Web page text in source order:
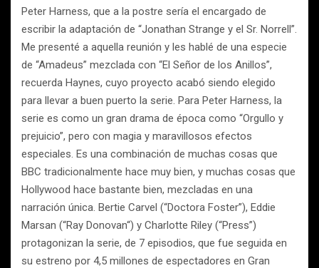
Peter Harness, que a la postre sería el encargado de
escribir la adaptación de “Jonathan Strange y el Sr. Norrell”.
Me presenté a aquella reunión y les hablé de una especie
de “Amadeus” mezclada con “El Señor de los Anillos”,
recuerda Haynes, cuyo proyecto acabó siendo elegido
para llevar a buen puerto la serie. Para Peter Harness, la
serie es como un gran drama de época como “Orgullo y
prejuicio”, pero con magia y maravillosos efectos
especiales. Es una combinación de muchas cosas que
BBC tradicionalmente hace muy bien, y muchas cosas que
Hollywood hace bastante bien, mezcladas en una
narración única. Bertie Carvel (“Doctora Foster”), Eddie
Marsan (“Ray Donovan“) y Charlotte Riley (“Press”)
protagonizan la serie, de 7 episodios, que fue seguida en
su estreno por 4,5 millones de espectadores en Gran